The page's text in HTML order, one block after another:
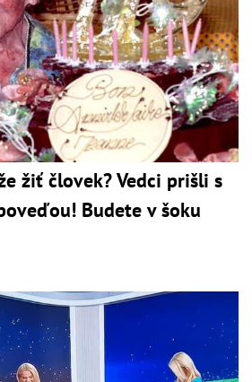
žiť človek? Vedci prišli s
Budete v šoku